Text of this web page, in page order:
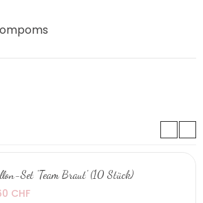
Set 'Team Braut' (10 Stück)
CHF